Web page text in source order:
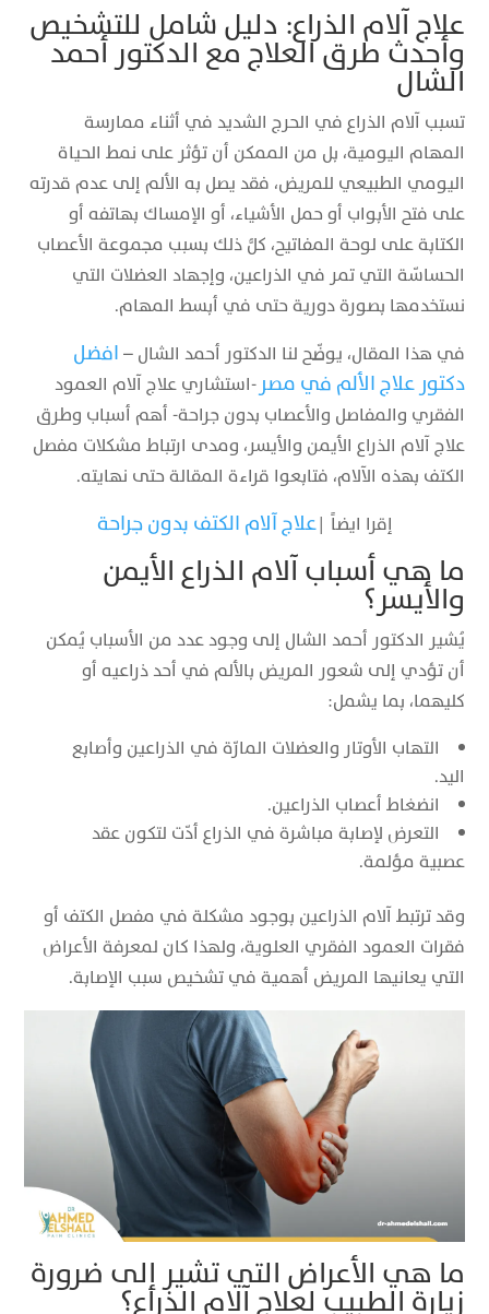
علاج آلام الذراع: دليل شامل للتشخيص
وأحدث طرق العلاج مع الدكتور أحمد
الشال
تسبب آلام الذراع في الحرج الشديد في أثناء ممارسة
المهام اليومية، بل من الممكن أن تؤثر على نمط الحياة
اليومي الطبيعي للمريض، فقد يصل به الألم إلى عدم قدرته
على فتح الأبواب أو حمل الأشياء، أو الإمساك بهاتفه أو
الكتابة على لوحة المفاتيح، كلُّ ذلك بسبب مجموعة الأعصاب
الحساسّة التي تمر في الذراعين، وإجهاد العضلات التي
نستخدمها بصورة دورية حتى في أبسط المهام.
في هذا المقال، يوضّح لنا الدكتور أحمد الشال –افضل
دكتور علاج الألم في مصر​-استشاري علاج آلام العمود
الفقري والمفاصل والأعصاب بدون جراحة- أهم أسباب وطرق
علاج آلام الذراع الأيمن والأيسر، ومدى ارتباط مشكلات مفصل
الكتف بهذه الآلام، فتابعوا قراءة المقالة حتى نهايته.
إقرا ايضاً |علاج آلام الكتف بدون جراحة
ما هي أسباب آلام الذراع الأيمن
والأيسر؟
يُشير الدكتور أحمد الشال إلى وجود عدد من الأسباب يُمكن
أن تؤدي إلى شعور المريض بالألم في أحد ذراعيه أو
كليهما، بما يشمل:
التهاب الأوتار والعضلات المارّة في الذراعين وأصابع
اليد.
انضغاط أعصاب الذراعين.
التعرض لإصابة مباشرة في الذراع أدّت لتكون عقد
عصبية مؤلمة.
وقد ترتبط آلام الذراعين بوجود مشكلة في مفصل الكتف أو
فقرات العمود الفقري العلوية، ولهذا كان لمعرفة الأعراض
التي يعانيها المريض أهمية في تشخيص سبب الإصابة.
ما هي الأعراض التي تشير إلى ضرورة
زيارة الطبيب لعلاج آلام الذراع؟